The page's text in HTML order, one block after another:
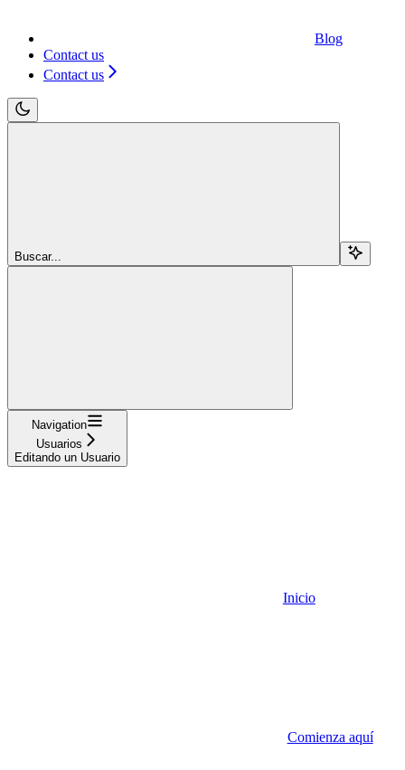
Blog
Contact us
Contact us
Buscar...
Navigation
Usuarios
Editando un Usuario
Inicio
Comienza aquí